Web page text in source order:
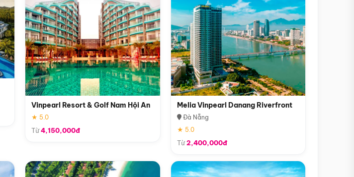
Vinpearl Resort & Golf Nam Hội An
★ 5.0
Từ4,150,000đ
Melia Vinpearl Danang Riverfront
Đà Nẵng
★ 5.0
Từ2,400,000đ